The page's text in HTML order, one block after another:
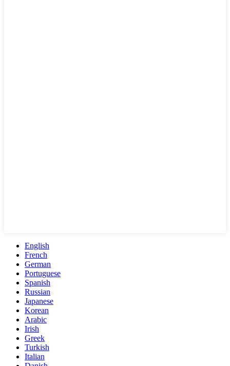
English
French
German
Portuguese
Spanish
Russian
Japanese
Korean
Arabic
Irish
Greek
Turkish
Italian